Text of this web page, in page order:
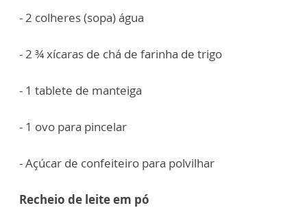
- 2 colheres (sopa) água
- 2 ¾ xícaras de chá de farinha de trigo
- 1 tablete de manteiga
- 1 ovo para pincelar
- Açúcar de confeiteiro para polvilhar
Recheio de leite em pó